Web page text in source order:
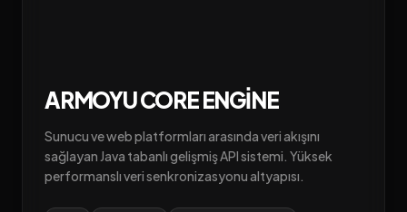
ARMOYU CORE ENGINE
Sunucu ve web platformları arasında veri akışını
sağlayan Java tabanlı gelişmiş API sistemi. Yüksek
performanslı veri senkronizasyonu altyapısı.